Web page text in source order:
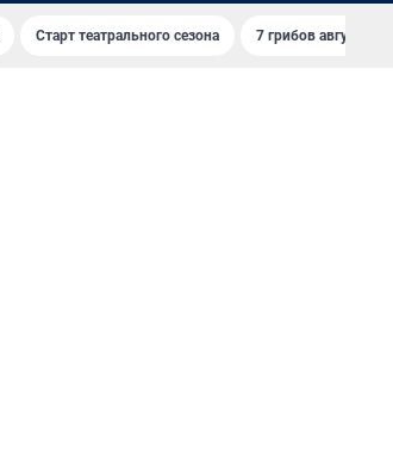
Старт театрального сезона 7 грибов августа